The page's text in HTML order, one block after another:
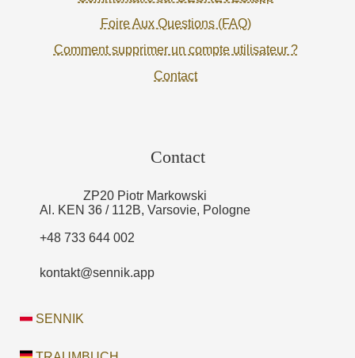
Foire Aux Questions (FAQ)
Comment supprimer un compte utilisateur ?
Contact
Contact
ZP20 Piotr Markowski
Al. KEN 36 / 112B, Varsovie, Pologne
+48 733 644 002
kontakt@sennik.app
SENNIK